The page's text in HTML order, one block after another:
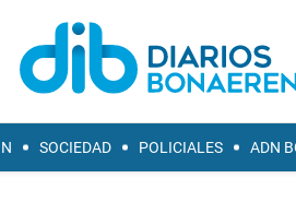
SOCIEDAD POLICIALES ADN